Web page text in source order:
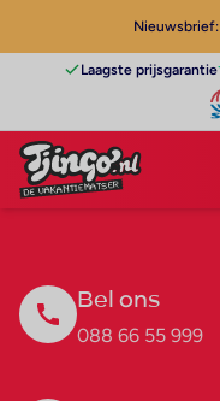
Laagste prijsgarantie
Bel ons
088 66 55 999